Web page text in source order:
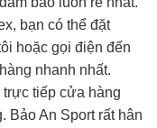
bạn có thể đặt
hoặc gọi điện đến
nhanh nhất.
trực tiếp cửa hàng
Bảo An Sport rất hân